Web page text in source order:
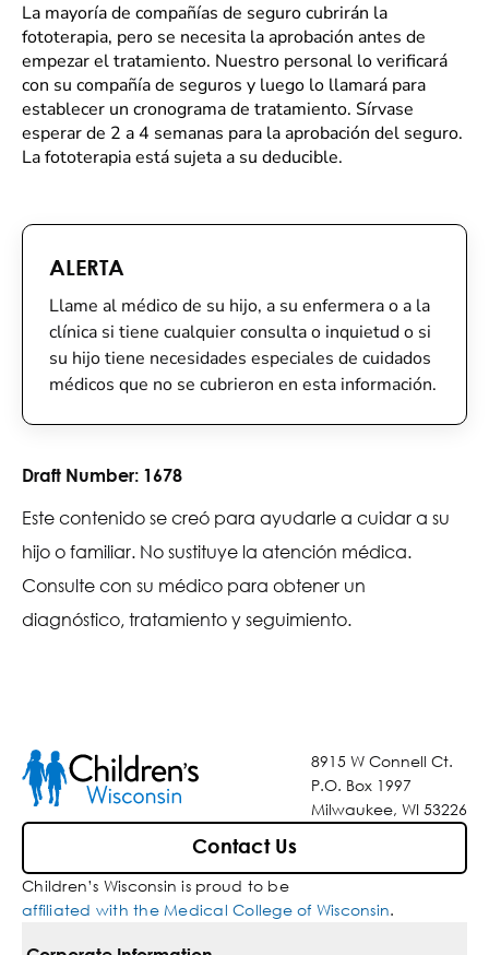
La mayoría de compañías de seguro cubrirán la
fototerapia, pero se necesita la aprobación antes de
empezar el tratamiento. Nuestro personal lo verificará
con su compañía de seguros y luego lo llamará para
establecer un cronograma de tratamiento. Sírvase
esperar de 2 a 4 semanas para la aprobación del seguro.
La fototerapia está sujeta a su deducible.
ALERTA
Llame al médico de su hijo, a su enfermera o a la
clínica si tiene cualquier consulta o inquietud o si
su hijo tiene necesidades especiales de cuidados
médicos que no se cubrieron en esta información.
Draft Number: 1678
Este contenido se creó para ayudarle a cuidar a su
hijo o familiar. No sustituye la atención médica.
Consulte con su médico para obtener un
diagnóstico, tratamiento y seguimiento.
8915 W Connell Ct.
P.O. Box 1997
Milwaukee, WI 53226
Contact Us
Children’s Wisconsin is proud to be
affiliated with the Medical College of Wisconsin.